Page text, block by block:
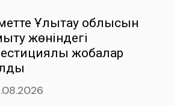
Ұлытау облысын
жөніндегі
жобалар